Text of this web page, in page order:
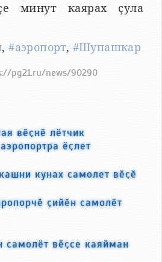
минут каярах ҫула
,#аэропорт, #Шупашкар
pg21.ru/news/90290
вӗҫнӗ лётчик
ӗҫлет
кунах самолет вӗҫӗ
ҫийӗн самолёт
вӗҫсе каяйман